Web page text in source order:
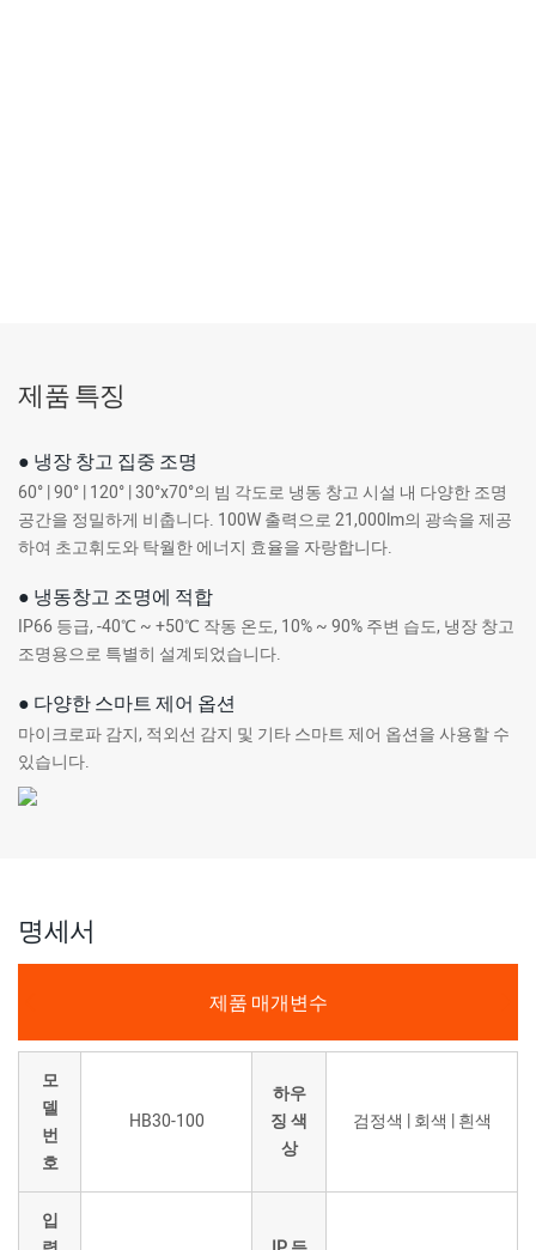
제품 특징
● 냉장 창고 집중 조명
60° | 90° | 120° | 30°x70°의 빔 각도로 냉동 창고 시설 내 다양한 ​​조명
공간을 정밀하게 비춥니다. 100W 출력으로 21,000lm의 광속을 제공
하여 초고휘도와 탁월한 에너지 효율을 자랑합니다.
● 냉동창고 조명에 적합
IP66 등급, -40℃ ~ +50℃ 작동 온도, 10% ~ 90% 주변 습도, 냉장 창고
조명용으로 특별히 설계되었습니다.
● 다양한 스마트 제어 옵션
마이크로파 감지, 적외선 감지 및 기타 스마트 제어 옵션을 사용할 수
있습니다.
명세서
제품 매개변수
모
델
번
호
HB30-100
하우
징 색
상
검정색 | 회색 | 흰색
입